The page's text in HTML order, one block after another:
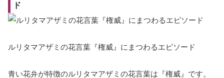
ド
ルリタマアザミの花言葉『権威』にまつわるエピソード
青い花弁が特徴のルリタマアザミの花言葉は『権威』です。